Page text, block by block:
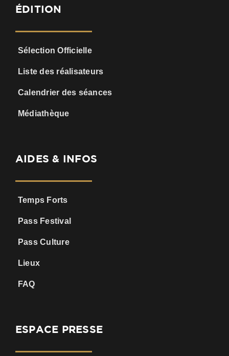
ÉDITION
Sélection Officielle
Liste des réalisateurs
Calendrier des séances
Médiathèque
AIDES & INFOS
Temps Forts
Pass Festival
Pass Culture
Lieux
FAQ
ESPACE PRESSE